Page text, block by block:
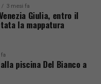
3 mesi fa
Giulia, entro il
la mappatura
piscina Del Bianco a